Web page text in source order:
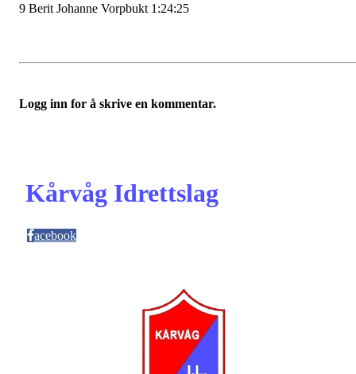
9 Berit Johanne Vorpbukt 1:24:25
Logg inn for å skrive en kommentar.
Kårvåg Idrettslag
acebook